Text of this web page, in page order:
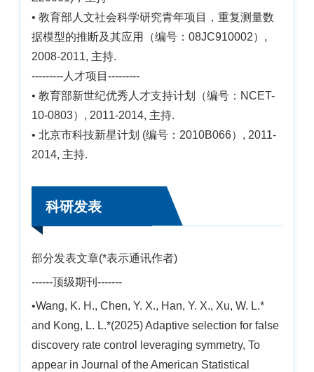
• 教育部人文社会科学研究青年项目，重复测量数
据模型的推断及其应用（编号：08JC910002）,
2008-2011, 主持.
---------人才项目---------
• 教育部新世纪优秀人才支持计划（编号：NCET-
10-0803）, 2011-2014, 主持.
• 北京市科技新星计划 (编号：2010B066）, 2011-
2014, 主持.
科研发表
部分发表文章(*表示通讯作者)
------顶级期刊-------
•Wang, K. H., Chen, Y. X., Han, Y. X., Xu, W. L.*
and Kong, L. L.*(2025) Adaptive selection for false
discovery rate control leveraging symmetry, To
appear in Journal of the American Statistical